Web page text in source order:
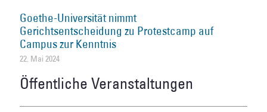
Goethe-Universität nimmt
Gerichtsentscheidung zu Protestcamp auf
Campus zur Kenntnis
22. Mai 2024
Öffentliche Veranstaltungen